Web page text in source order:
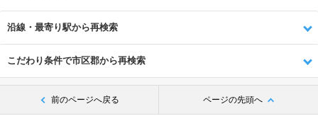
沿線・最寄り駅から再検索
こだわり条件で市区郡から再検索
前のページへ戻る ページの先頭へ